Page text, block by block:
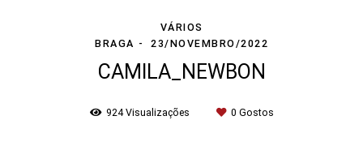
VÁRIOS
BRAGA
23/NOVEMBRO/2022
CAMILA_NEWBON
924Visualizações 0 Gostos